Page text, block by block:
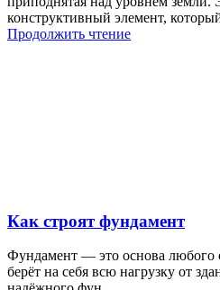
конструктивный элемент,
Продолжить чтение
Как строят фундамент
Фундамент — это основа любого
берёт на себя всю нагрузку от